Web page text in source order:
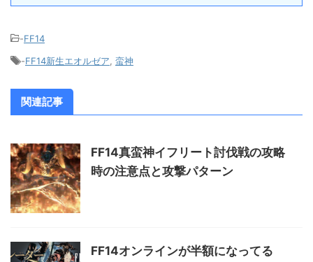
-FF14
-FF14新生エオルゼア, 蛮神
関連記事
FF14真蛮神イフリート討伐戦の攻略
時の注意点と攻撃パターン
FF14オンラインが半額になってる